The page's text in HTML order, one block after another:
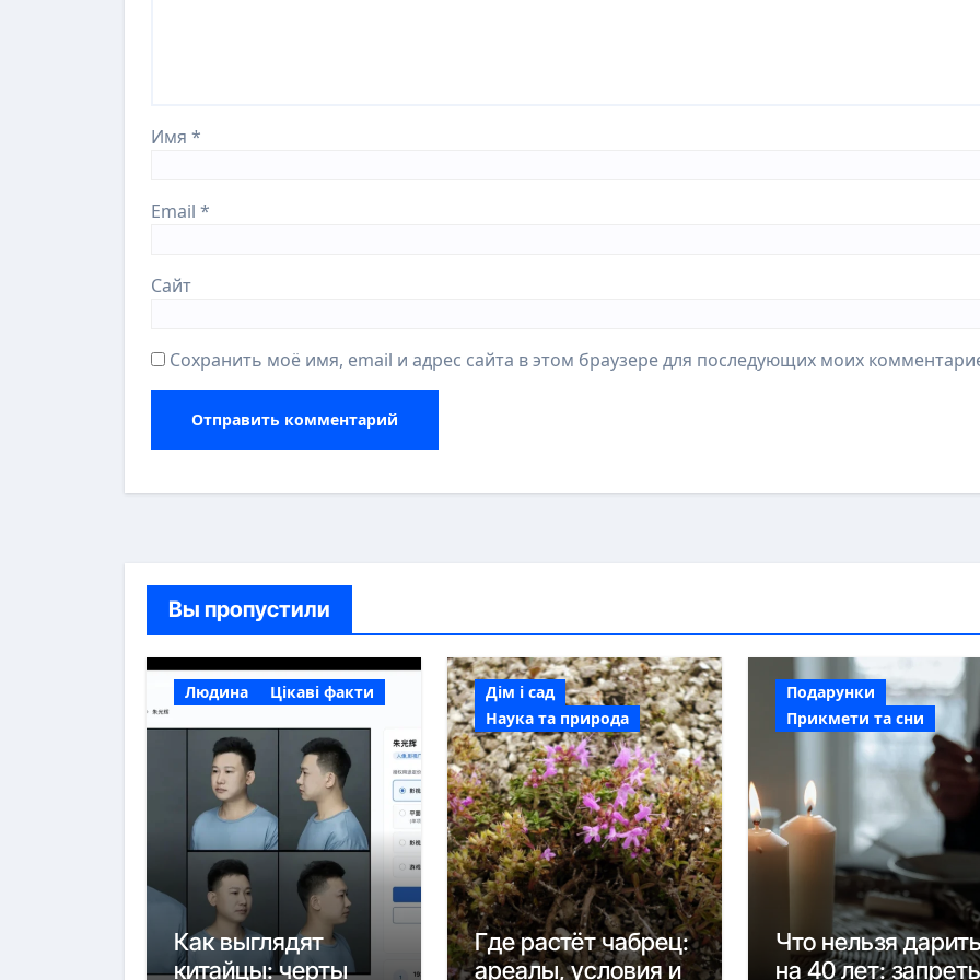
Имя *
Email *
Сайт
Сохранить моё имя, email и адрес сайта в этом браузере для последующих моих
Вы пропустили
Людина Цікаві факти
Как выглядят
китайцы: черты
Дім і сад
Наука та природа
Где растёт чабрец:
ареалы, условия и
Подарунки
Прикмети та сни
Что нельзя
на 40 лет: